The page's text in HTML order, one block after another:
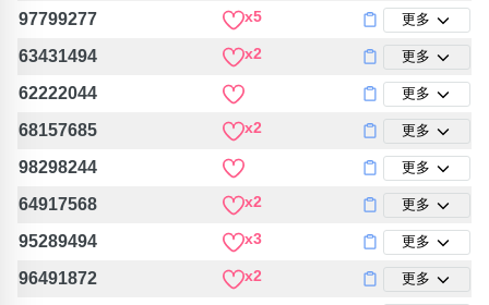
97799277 x5 更多
63431494 x2 更多
62222044 更多
68157685 x2 更多
98298244 更多
64917568 x2 更多
95289494 x3 更多
96491872 x2 更多